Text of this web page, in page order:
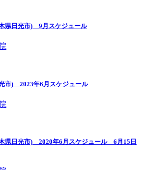
県日光市) 9月スケジュール
市) 2023年6月スケジュール
県日光市) 2020年6月スケジュール 6月15日